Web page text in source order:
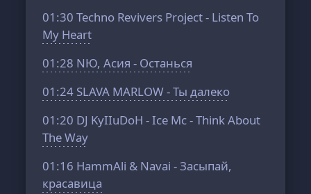
01:30 Techno Revivers Project - Listen To
My Heart
01:28 NЮ, Асия - Останься
01:24 SLAVA MARLOW - Ты далеко
01:20 DJ KyIIuDoH - Ice Mc - Think About
The Way
01:16 HammAli & Navai - Засыпай,
красавица